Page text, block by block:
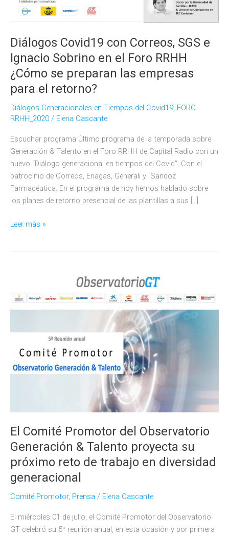
Diálogos Covid19 con Correos, SGS e
Ignacio Sobrino en el Foro RRHH
¿Cómo se preparan las empresas
para el retorno?
Diálogos Generacionales en Tiempos del Covid19, FORO
RRHH_2020 / Elena Cascante
Escuchar programa Último programa de la temporada sobre
Generación & Talento en el Foro RRHH de Capital Radio con un
nuevo “Diálogo generacional en tiempos del Covid”. Con el
patrocinio de Correos, Enagas, Generali y Sandoz
Farmacéutica. En el programa de hoy hemos hablado sobre
los planes de retorno presencial de las plantillas a sus […]
Diálogos
Ignacio
Sobrino
el
Foro
RRHH
¿Cómo
para
el
retorno?
Leer más »
El Comité Promotor del Observatorio
Generación & Talento proyecta su
próximo reto de trabajo en diversidad
generacional
Comité Promotor, Prensa / Elena Cascante
El miércoles 01 de julio, el Comité Promotor del Observatorio
GT celebró su 5ª reunión anual, en esta ocasión y por primera